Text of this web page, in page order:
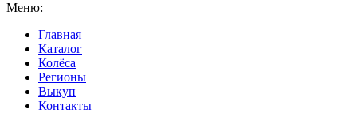
Меню:
Главная
Каталог
Колёса
Регионы
Выкуп
Контакты